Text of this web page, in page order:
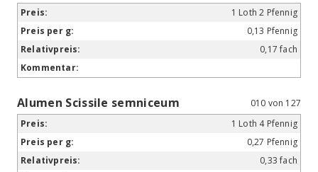
1 Loth 2 Pfennig
0,13 Pfennig
0,17 fach
Alumen Scissile semniceum
010 von 127
1 Loth 4 Pfennig
0,27 Pfennig
0,33 fach